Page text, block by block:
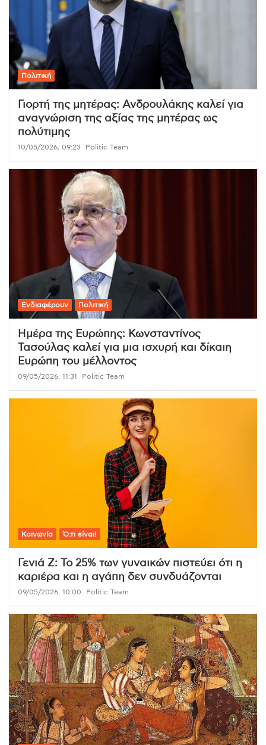
Πολιτική
Γιορτή της μητέρας: Ανδρουλάκης καλεί για
αναγνώριση της αξίας της μητέρας ως
πολύτιμης
10/05/2026, 09:23 Politic Team
Ενδιαφέρουν Πολιτική
Ημέρα της Ευρώπης: Κωνσταντίνος
Τασούλας καλεί για μια ισχυρή και δίκαιη
Ευρώπη του μέλλοντος
09/05/2026, 11:31 Politic Team
Κοινωνία Ό,τι είναι!
Γενιά Ζ: Το 25% των γυναικών πιστεύει ότι η
καριέρα και η αγάπη δεν συνδυάζονται
09/05/2026, 10:00 Politic Team